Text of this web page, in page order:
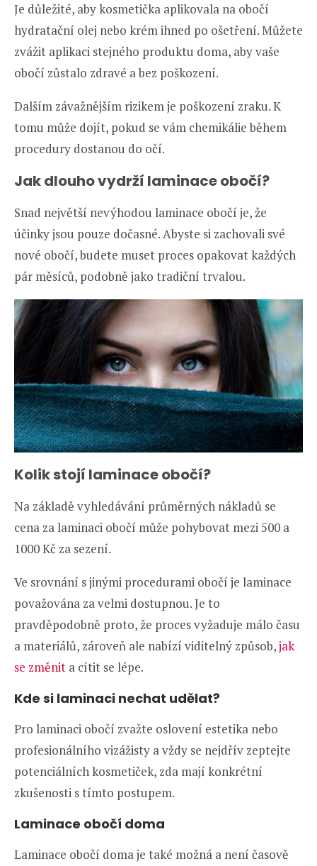
Je důležité, aby kosmetička aplikovala na obočí
hydratační olej nebo krém ihned po ošetření. Můžete
zvážit aplikaci stejného produktu doma, aby vaše
obočí zůstalo zdravé a bez poškození.
Dalším závažnějším rizikem je poškození zraku. K
tomu může dojít, pokud se vám chemikálie během
procedury dostanou do očí.
Jak dlouho vydrží laminace obočí?
Snad největší nevýhodou laminace obočí je, že
účinky jsou pouze dočasné. Abyste si zachovali své
nové obočí, budete muset proces opakovat každých
pár měsíců, podobně jako tradiční trvalou.
Kolik stojí laminace obočí?
Na základě vyhledávání průměrných nákladů se
cena za laminaci obočí může pohybovat mezi 500 a
1000 Kč za sezení.
Ve srovnání s jinými procedurami obočí je laminace
považována za velmi dostupnou. Je to
pravděpodobně proto, že proces vyžaduje málo času
a materiálů, zároveň ale nabízí viditelný způsob,jak
se změnit a cítit se lépe.
Kde si laminaci nechat udělat?
Pro laminaci obočí zvažte oslovení estetika nebo
profesionálního vizážisty a vždy se nejdřív zeptejte
potenciálních kosmetiček, zda mají konkrétní
zkušenosti s tímto postupem.
Laminace obočí doma
Laminace obočí doma je také možná a není časově